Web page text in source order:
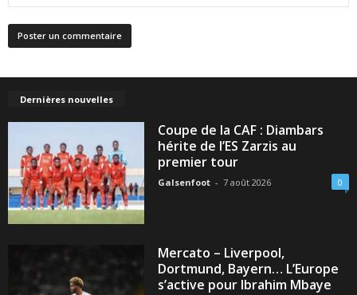
Dernières nouvelles
Coupe de la CAF : Diambars
hérite de l’ES Zarzis au
premier tour
Galsenfoot - 7 août 2026 0
Mercato – Liverpool,
Dortmund, Bayern… L’Europe
s’active pour Ibrahim Mbaye